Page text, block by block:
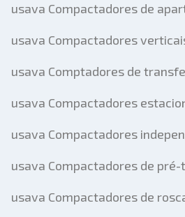
usava Compactadores de
usava Compactadores
usava Comptadores de
usava Compactadores
usava Compactadores
usava Compactadores de
usava Compactadores de